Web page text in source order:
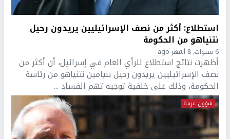
استطلاع: أكثر من نصف الإسرائيليين يريدون رحيل
نتنياهو من الحكومة
6 سنوات، 8 أشهر ago
أظهرت نتائج استطلاع للرأي العام في إسرائيل، أن أكثر من
نصف الإسرائيليين يريدون رحيل بنيامين نتنياهو من رئاسة
الحكومة، وذلك على خلفية توجيه تهم الفساد ...
شؤون عربية